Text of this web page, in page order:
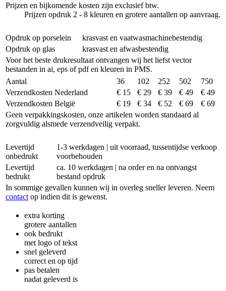
Prijzen en bijkomende kosten zijn exclusief btw.
Prijzen opdruk 2 - 8 kleuren en grotere aantallen op aanvraag.
Opdruk op porselein
krasvast en vaatwasmachinebestendig
Opdruk op glas
krasvast en afwasbestendig
Voor het beste drukresultaat ontvangen wij het liefst vector
bestanden in ai, eps of pdf en kleuren in PMS.
Aantal
36 102 252 502
750
Verzendkosten Nederland
€ 15 € 29 € 39 € 49
€ 49
Verzendkosten België
€ 19 € 34 € 52 € 69
€ 69
Geen verpakkingskosten, onze artikelen worden standaard al
zorgvuldig alsmede verzendveilig verpakt.
Levertijd
onbedrukt
1-3 werkdagen | uit voorraad, tussentijdse verkoop
voorbehouden
Levertijd
bedrukt
ca. 10 werkdagen | na order en na ontvangst
bestand opdruk
In sommige gevallen kunnen wij in overleg sneller leveren. Neem
contact op indien dit is gewenst.
extra korting
grotere aantallen
ook bedrukt
met logo of tekst
snel geleverd
correct en op tijd
pas betalen
nadat geleverd is